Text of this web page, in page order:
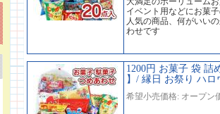
イベント用などにお菓
人気の商品、何がいい
わせです
1200円 お菓子 袋 詰
】/ 縁日 お祭り ハ
希望小売価格: オープン